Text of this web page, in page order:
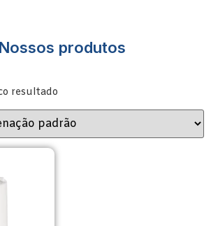
Nossos produtos
resultado